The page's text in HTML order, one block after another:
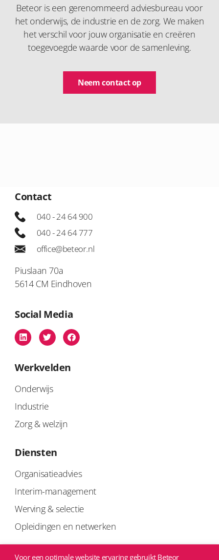
Beteor is een gerenommeerd adviesbureau voor
het onderwijs, de industrie en de zorg. We maken
het verschil voor jouw organisatie en creëren
toegevoegde waarde voor de samenleving.
Neem contact op
Contact
040 - 24 64 900
040 - 24 64 777
office@beteor.nl
Piuslaan 70a
5614 CM Eindhoven
Social Media
Werkvelden
Onderwijs
Industrie
Zorg & welzijn
Diensten
Organisatieadvies
Interim-management
Werving & selectie
Opleidingen en netwerken
Links
Voor een optimale website ervaring gebruikt Beteor